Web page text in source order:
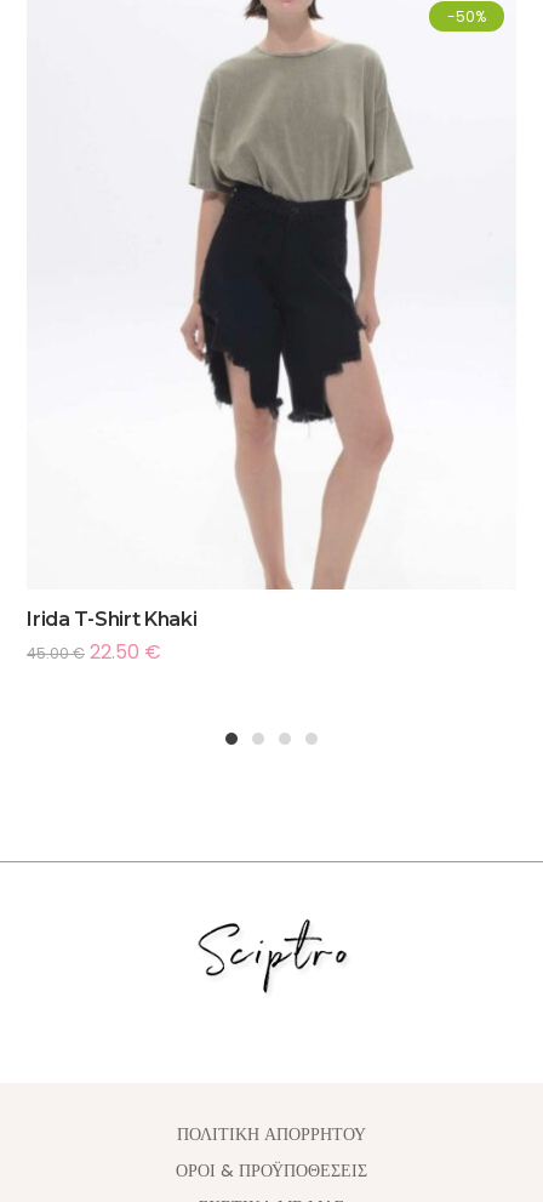
-50%
Irida T-Shirt Khaki
45.00€ 22.50 €
ΠΟΛΙΤΙΚΗ ΑΠΟΡΡΗΤΟΥ
ΟΡΟΙ & ΠΡΟΫΠΟΘΕΣΕΙΣ